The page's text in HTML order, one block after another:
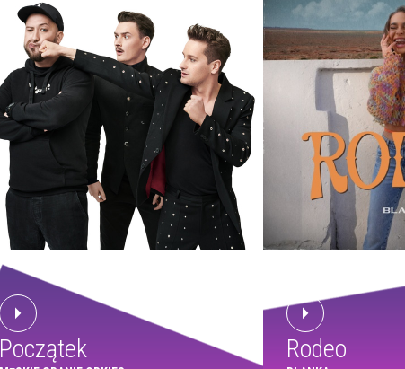
Początek Rodeo